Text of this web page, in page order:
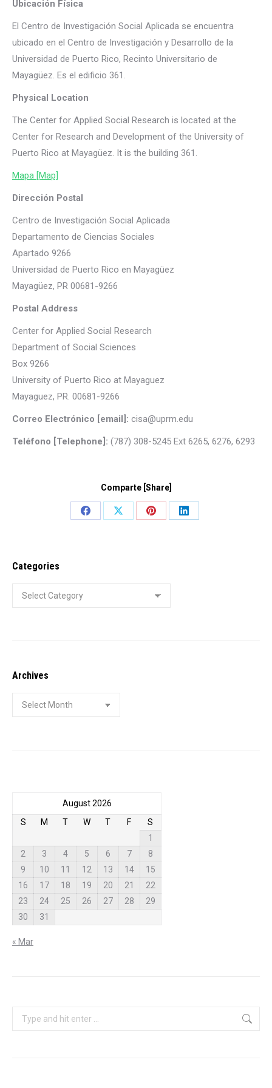
Ubicación Física
El Centro de Investigación Social Aplicada se encuentra
ubicado en el Centro de Investigación y Desarrollo de la
Universidad de Puerto Rico, Recinto Universitario de
Mayagüez. Es el edificio 361.
Physical Location
The Center for Applied Social Research is located at the
Center for Research and Development of the University of
Puerto Rico at Mayagüez. It is the building 361.
Mapa [Map]
Dirección Postal
Centro de Investigación Social Aplicada
Departamento de Ciencias Sociales
Apartado 9266
Universidad de Puerto Rico en Mayagüez
Mayagüez, PR 00681-9266
Postal Address
Center for Applied Social Research
Department of Social Sciences
Box 9266
University of Puerto Rico at Mayaguez
Mayaguez, PR. 00681-9266
Correo Electrónico [email]: cisa@uprm.edu
Teléfono [Telephone]: (787) 308-5245 Ext 6265, 6276, 6293
Comparte [Share]
Share
Share
Share
Share
Categories
Categories
Archives
Archives
August 2026
S
M T W T F
S
1
2
3 4 5 6 7
8
9
10 11 12 13 14
15
16
17 18 19 20 21
22
23
24 25 26 27 28
29
30
31
« Mar
Search: